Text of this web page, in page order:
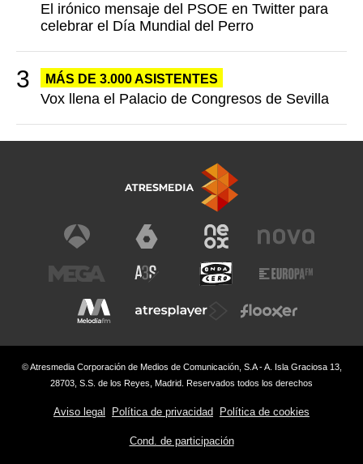
El irónico mensaje del PSOE en Twitter para
celebrar el Día Mundial del Perro
MÁS DE 3.000 ASISTENTES
Vox llena el Palacio de Congresos de Sevilla
© Atresmedia Corporación de Medios de Comunicación, S.A - A. Isla Graciosa 13,
28703, S.S. de los Reyes, Madrid. Reservados todos los derechos
Aviso legal Política de privacidad Política de cookies
Cond. de participación